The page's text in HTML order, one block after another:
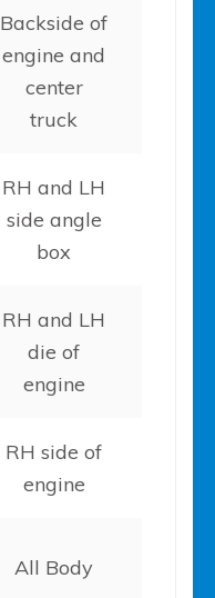
Backside of
engine and
center
truck
RH and LH
side angle
box
RH and LH
die of
engine
RH side of
engine
All Body